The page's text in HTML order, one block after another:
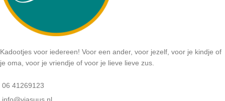
Kadootjes voor iedereen! Voor een ander, voor jezelf, voor je kindje of
je oma, voor je vriendje of voor je lieve lieve zus.
06 41269123